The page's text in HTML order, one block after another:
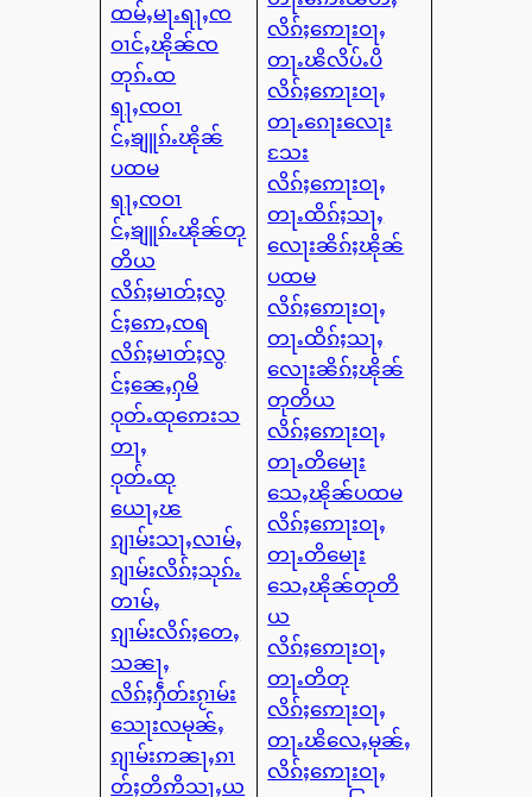
ထမ်ႇမႃႉရႃႇၸ
ဝၢင်ႇၽိုၼ်ၸ
တုၵ်ႉထ
ရႃႇၸဝၢ
င်ႇၶျူၵ်ႉၽိုၼ်
ပထမ
ရႃႇၸဝၢ
င်ႇၶျူၵ်ႉၽိုၼ်တု
တိယ
လိၵ်ႈမၢတ်ႈလွ
င်ႈဢေႇၸရ
လိၵ်ႈမၢတ်ႈလွ
င်ႈၼေႇႁမိ
ဝုတ်ႉထုဢေးသ
တႃႇ
ဝုတ်ႉထု
ယေႃႇၽ
ၵျၢမ်းသႃႇလၢမ်ႇ
ၵျၢမ်းလိၵ်ႈသုၵ်ႉ
တၢမ်ႇ
ၵျၢမ်းလိၵ်ႈတေႇ
သၼႃႇ
လိၵ်ႈႁဵတ်းၵႂၢမ်း
သေႃးလမုၼ်ႇ
ၵျၢမ်းဢၼႃႇၵၢ
တ်ႈတိဢိသႃႇယ
လိၵ်ႈဢေႃးဝႃႇ
တႃႉၽိလိပ်ႉပိ
လိၵ်ႈဢေႃးဝႃႇ
တႃႉၵေႃးလေႃး
သႄး
လိၵ်ႈဢေႃးဝႃႇ
တႃႉထိၵ်ႈသႃႇ
လေႃးၼိၵ်ႈၽိုၼ်
ပထမ
လိၵ်ႈဢေႃးဝႃႇ
တႃႉထိၵ်ႈသႃႇ
လေႃးၼိၵ်ႈၽိုၼ်
တုတိယ
လိၵ်ႈဢေႃးဝႃႇ
တႃႉတိမေႃး
သေႇၽိုၼ်ပထမ
လိၵ်ႈဢေႃးဝႃႇ
တႃႉတိမေႃး
သေႇၽိုၼ်တုတိ
ယ
လိၵ်ႈဢေႃးဝႃႇ
တႃႉတိတု
လိၵ်ႈဢေႃးဝႃႇ
တႃႉၽိလေႇမုၼ်ႇ
လိၵ်ႈဢေႃးဝႃႇ